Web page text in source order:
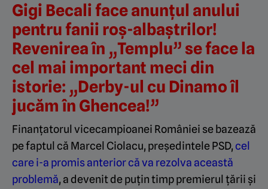
Gigi Becali face anunțul anului
pentru fanii roș-albaștrilor!
Revenirea în „Templu” se face la
cel mai important meci din
istorie: „Derby-ul cu Dinamo îl
jucăm în Ghencea!”
Finanțatorul vicecampioanei României se bazează
pe faptul că Marcel Ciolacu, președintele PSD, cel
care i-a promis anterior că va rezolva această
problemă, a devenit de puțin timp premierul țării și